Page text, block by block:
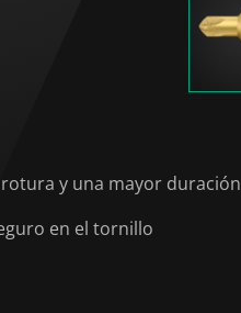
y una mayor duración
en el tornillo